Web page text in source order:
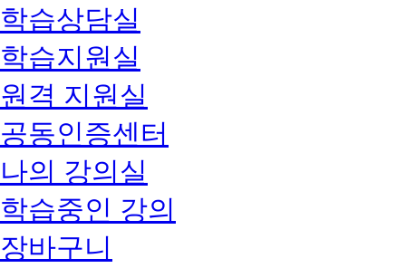
학습상담실
학습지원실
원격 지원실
공동인증센터
나의 강의실
학습중인 강의
장바구니